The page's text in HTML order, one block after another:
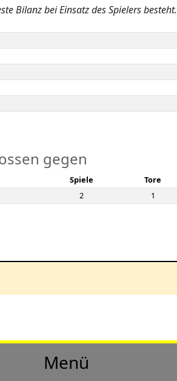
Bilanz bei Einsatz des Spielers besteht.
gegen
Spiele Tore
2 1
Menü